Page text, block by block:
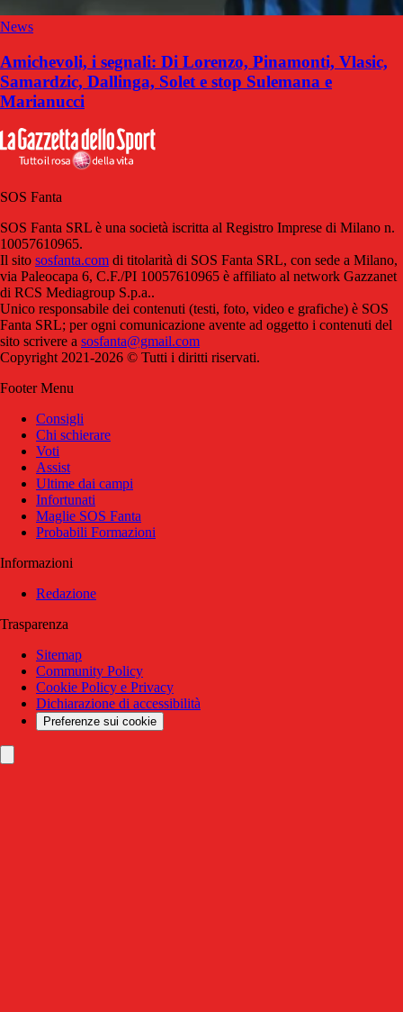
News
Amichevoli, i segnali: Di Lorenzo, Pinamonti, Vlasic,
Samardzic, Dallinga, Solet e stop Sulemana e
Marianucci
SOS Fanta
SOS Fanta SRL è una società iscritta al Registro Imprese di Milano n.
10057610965.
Il sito sosfanta.com di titolarità di SOS Fanta SRL, con sede a Milano,
via Paleocapa 6, C.F./PI 10057610965 è affiliato al network Gazzanet
di RCS Mediagroup S.p.a..
Unico responsabile dei contenuti (testi, foto, video e grafiche) è SOS
Fanta SRL; per ogni comunicazione avente ad oggetto i contenuti del
sito scrivere a sosfanta@gmail.com
Copyright 2021-2026 © Tutti i diritti riservati.
Footer Menu
Consigli
Chi schierare
Voti
Assist
Ultime dai campi
Infortunati
Maglie SOS Fanta
Probabili Formazioni
Informazioni
Redazione
Trasparenza
Sitemap
Community Policy
Cookie Policy e Privacy
Dichiarazione di accessibilità
Preferenze sui cookie